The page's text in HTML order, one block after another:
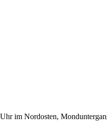
im Nordosten,